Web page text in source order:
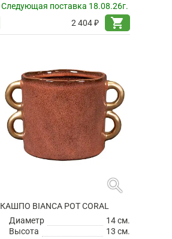
Следующая поставка 18.08.26г.
2 404 ₽
shopping_cart
search
КАШПО BIANCA POT CORAL
Диаметр
14 см.
Высота
13 см.